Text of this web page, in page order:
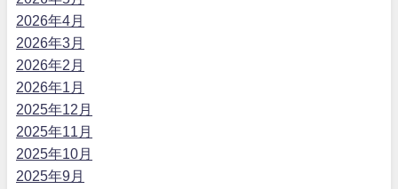
2026年4月
2026年3月
2026年2月
2026年1月
2025年12月
2025年11月
2025年10月
2025年9月